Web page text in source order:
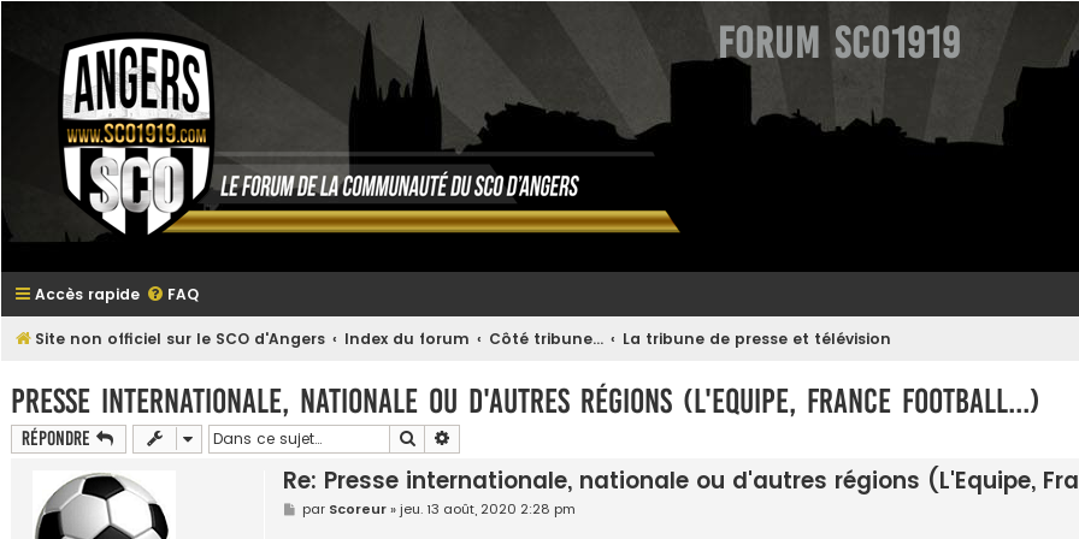
Forum SCO1919
Accès rapide FAQ
Site non officiel sur le SCO d'Angers Index du forum Côté tribune... La tribune de presse et télévision
Presse internationale, nationale ou d'autres régions (L'Equipe, France Football...)
Répondre Rechercher
Re: Presse internationale, nationale ou d'autres régions (L'Equipe,
M
e
par Scoreur»jeu. 13 août, 2020 2:28 pm